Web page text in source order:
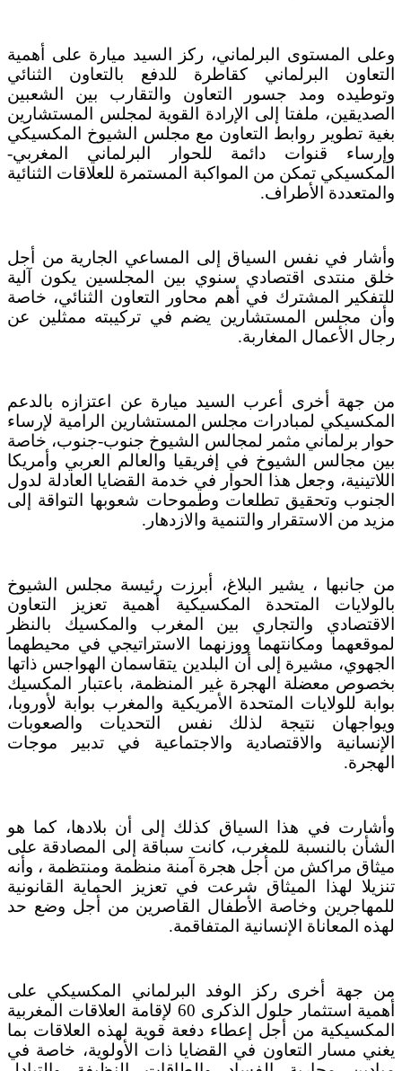
وعلى المستوى البرلماني، ركز السيد ميارة على أهمية
التعاون البرلماني كقاطرة للدفع بالتعاون الثنائي
وتوطيده ومد جسور التعاون والتقارب بين الشعبين
الصديقين، ملفتا إلى الإرادة القوية لمجلس المستشارين
بغية تطوير روابط التعاون مع مجلس الشيوخ المكسيكي
وإرساء قنوات دائمة للحوار البرلماني المغربي-
المكسيكي تمكن من المواكبة المستمرة للعلاقات الثنائية
والمتعددة الأطراف.
وأشار في نفس السياق إلى المساعي الجارية من أجل
خلق منتدى اقتصادي سنوي بين المجلسين يكون آلية
للتفكير المشترك في أهم محاور التعاون الثنائي، خاصة
وأن مجلس المستشارين يضم في تركيبته ممثلين عن
رجال الأعمال المغاربة.
من جهة أخرى أعرب السيد ميارة عن اعتزازه بالدعم
المكسيكي لمبادرات مجلس المستشارين الرامية لإرساء
حوار برلماني مثمر لمجالس الشيوخ جنوب-جنوب، خاصة
بين مجالس الشيوخ في إفريقيا والعالم العربي وأمريكا
اللاتينية، وجعل هذا الحوار في خدمة القضايا العادلة لدول
الجنوب وتحقيق تطلعات وطموحات شعوبها التواقة إلى
مزيد من الاستقرار والتنمية والازدهار.
من جانبها ، يشير البلاغ، أبرزت رئيسة مجلس الشيوخ
بالولايات المتحدة المكسيكية أهمية تعزيز التعاون
الاقتصادي والتجاري بين المغرب والمكسيك بالنظر
لموقعهما ومكانتهما ووزنهما الاستراتيجي في محيطهما
الجهوي، مشيرة إلى أن البلدين يتقاسمان الهواجس ذاتها
بخصوص معضلة الهجرة غير المنظمة، باعتبار المكسيك
بوابة للولايات المتحدة الأمريكية والمغرب بوابة لأوروبا،
ويواجهان نتيجة لذلك نفس التحديات والصعوبات
الإنسانية والاقتصادية والاجتماعية في تدبير موجات
الهجرة.
وأشارت في هذا السياق كذلك إلى أن بلادها، كما هو
الشأن بالنسبة للمغرب، كانت سباقة إلى المصادقة على
ميثاق مراكش من أجل هجرة آمنة منظمة ومنتظمة ، وأنه
تنزيلا لهذا الميثاق شرعت في تعزيز الحماية القانونية
للمهاجرين وخاصة الأطفال القاصرين من أجل وضع حد
لهذه المعاناة الإنسانية المتفاقمة.
من جهة أخرى ركز الوفد البرلماني المكسيكي على
أهمية استثمار حلول الذكرى 60 لإقامة العلاقات المغربية
المكسيكية من أجل إعطاء دفعة قوية لهذه العلاقات بما
يغني مسار التعاون في القضايا ذات الأولوية، خاصة في